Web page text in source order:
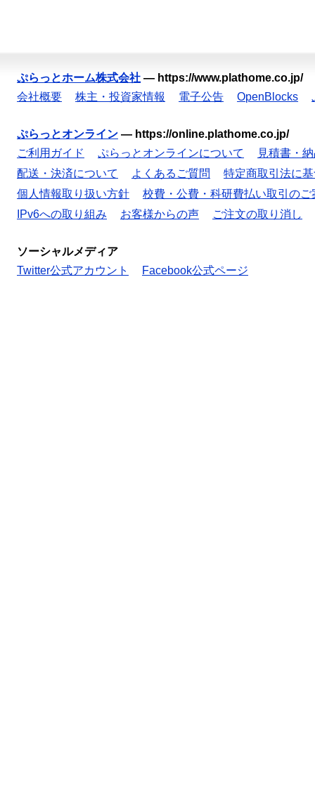
ぷらっとホーム株式会社 — https://www.plathome.co.jp/
会社概要
株主・投資家情報 電子公告 OpenBlocks
ぷらっとオンライン — https://online.plathome.co.jp/
ご利用ガイド
ぷらっとオンラインについて
見積書・
配送・決済について
よくあるご質問
特定商取引法に
個人情報取り扱い方針
校費・公費・科研費払い取引のご
IPv6への取り組み
お客様からの声 ご注文の取り消し
ソーシャルメディア
Twitter公式アカウント
Facebook公式ページ